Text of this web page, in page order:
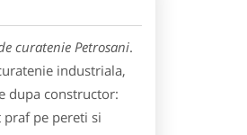
curatenie Petrosani.
industriala,
dupa constructor:
pe pereti si